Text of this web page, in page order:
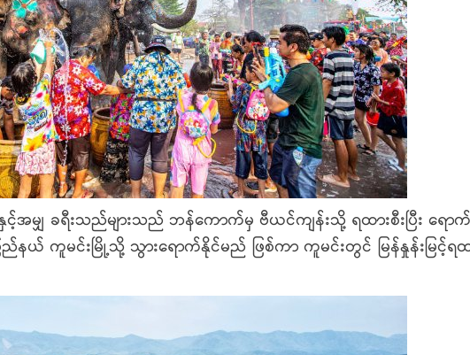
ျှ ခရီးသည်များသည် ဘန်ကောက်မှ ဗီယင်ကျန်းသို့ ရထားစီးပြီး ရောက်
မင်းမြို့သို့ သွားရောက်နိုင်မည် ဖြစ်ကာ ကူမင်းတွင် မြန်နှုန်းမြင့်ရထာ